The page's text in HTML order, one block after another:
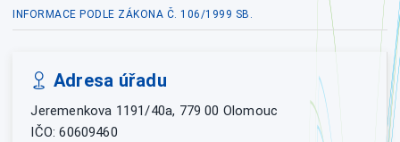
INFORMACE PODLE ZÁKONA Č. 106/1999 SB.
Adresa úřadu
Jeremenkova 1191/40a, 779 00 Olomouc
IČO: 60609460